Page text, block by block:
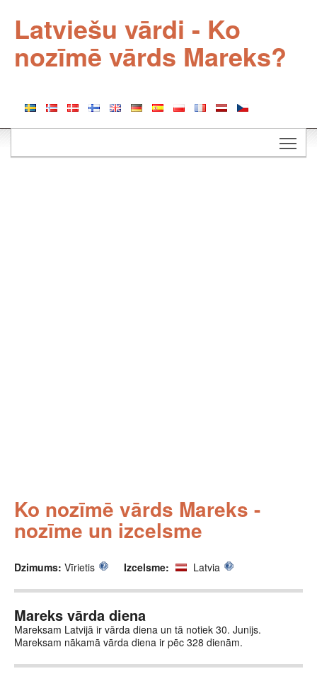
Latviešu vārdi - Ko
nozīmē vārds Mareks?
Ko nozīmē vārds Mareks -
nozīme un izcelsme
Dzimums: Vīrietis Izcelsme: Latvia
Mareks vārda diena
Mareksam Latvijā ir vārda diena un tā notiek 30. Junijs.
Mareksam nākamā vārda diena ir pēc 328 dienām.